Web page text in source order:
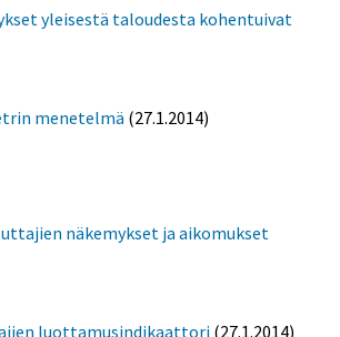
yleisestä taloudesta kohentuivat
menetelmä (27.1.2014)
näkemykset ja aikomukset
luottamusindikaattori (27.1.2014)